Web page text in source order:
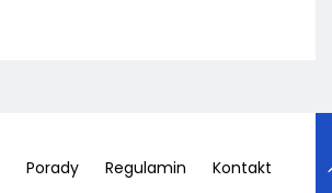
Porady Regulamin Kontakt